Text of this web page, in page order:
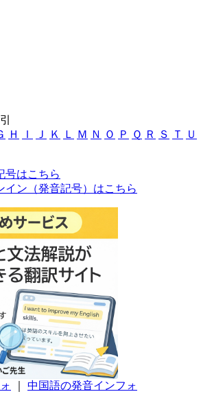
Ｈ Ｉ Ｊ Ｋ Ｌ Ｍ Ｎ Ｏ Ｐ Ｑ Ｒ Ｓ Ｔ
Ｕ
号はこちら
イン（発音記号）はこちら
中国語の発音インフォ